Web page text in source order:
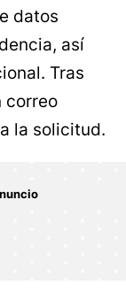
datos
así
Tras
correo
la solicitud.